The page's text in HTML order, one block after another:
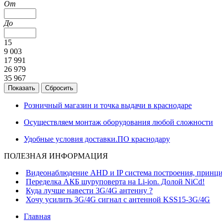
От
До
15
9 003
17 991
26 979
35 967
Розничный магазин и точка выдачи в краснодаре
Осуществляем монтаж оборудования любой сложности
Удобные условия доставки.ПО краснодару
ПОЛЕЗНАЯ ИНФОРМАЦИЯ
Видеонаблюдение AHD и IP система построения,
Переделка АКБ шуруповерта на Li-ion. Долой NiCd!
Куда лучше навести 3G/4G антенну ?
Хочу усилить 3G/4G сигнал с антенной KSS15-3G/4G
Главная